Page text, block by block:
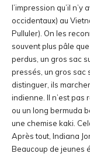
l’impression qu’il
occidentaux) au
Pulluler). On les
souvent plus pâle
perdus, un gros sac
pressés, un gros sac
distinguer, ils
indienne. Il n’est pas
ou un long bermuda
une chemise kaki.
Après tout, Indiana
Beaucoup de jeunes